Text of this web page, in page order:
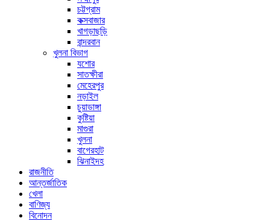
চট্টগ্রাম
কক্সবাজার
খাগড়াছড়ি
বান্দরবান
খুলনা বিভাগ
যশোর
সাতক্ষীরা
মেহেরপুর
নড়াইল
চুয়াডাঙ্গা
কুষ্টিয়া
মাগুরা
খুলনা
বাগেরহাট
ঝিনাইদহ
রাজনীতি
আন্তর্জাতিক
খেলা
বাণিজ্য
বিনোদন